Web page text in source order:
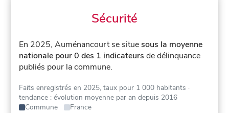
Sécurité
En 2025, Auménancourt se situesous la moyenne
nationale pour 0 des 1 indicateurs de délinquance
publiés pour la commune.
Faits enregistrés en 2025, taux pour 1 000 habitants ·
tendance : évolution moyenne par an depuis 2016
Commune
France